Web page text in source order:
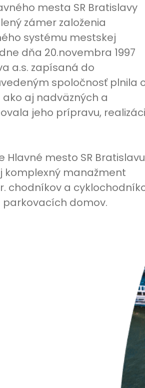
mesta SR Bratislavy
zámer založenia
systému mestskej
dňa 20.novembra 1997
a.s. zapísaná do
spoločnosť plnila
aj nadväzných a
jeho prípravu,
mesto SR Bratislavu
komplexný manažment
chodníkov a
domov.